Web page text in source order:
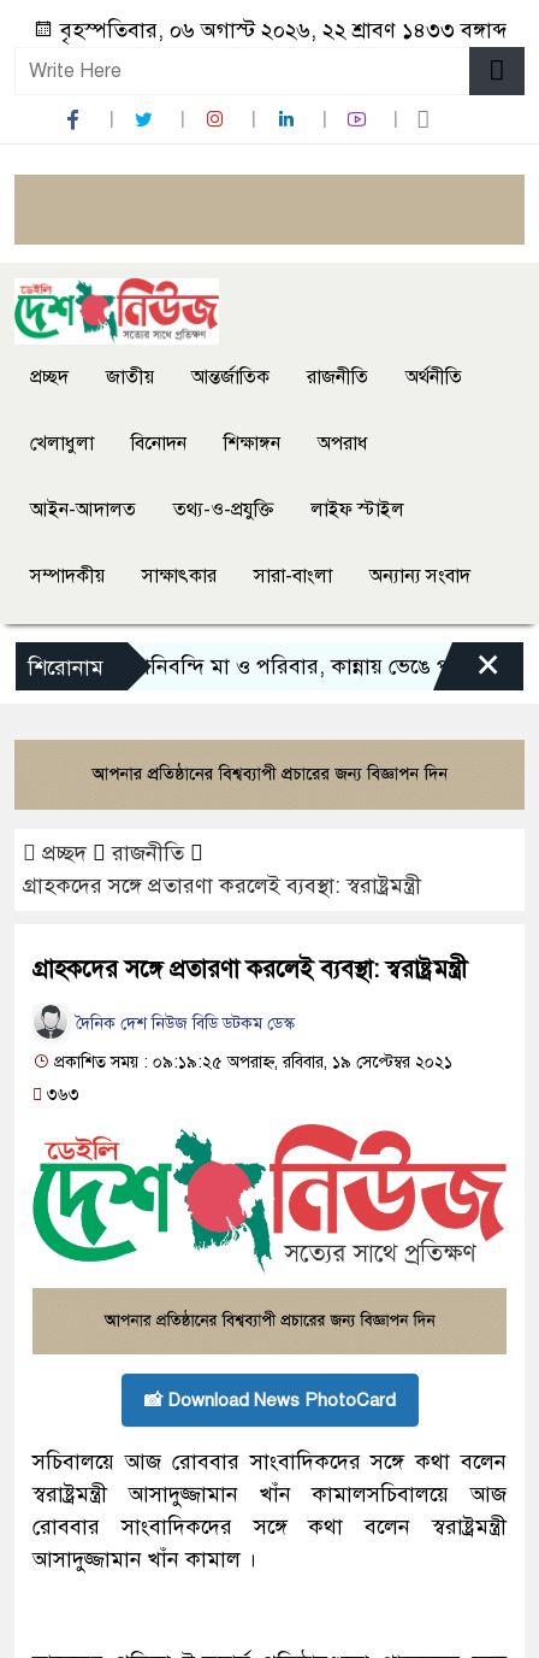
বৃহস্পতিবার, ০৬ অগাস্ট ২০২৬, ২২ শ্রাবণ ১৪৩৩ বঙ্গাব্দ
প্রচ্ছদ জাতীয় আন্তর্জাতিক রাজনীতি অর্থনীতি
খেলাধুলা বিনোদন শিক্ষাঙ্গন অপরাধ
আইন-আদালত তথ্য-ও-প্রযুক্তি লাইফ স্টাইল
সম্পাদকীয় সাক্ষাৎকার সারা-বাংলা অন্যান্য সংবাদ
শিরোনাম
বন্যায় পানিবন্দি মা ও পরিবার, কান্নায় ভেঙে পড়লেন অভিনেত্রী
×
প্রচ্ছদ
রাজনীতি
গ্রাহকদের সঙ্গে প্রতারণা করলেই ব্যবস্থা: স্বরাষ্ট্রমন্ত্রী
গ্রাহকদের সঙ্গে প্রতারণা করলেই ব্যবস্থা: স্বরাষ্ট্রমন্ত্রী
দৈনিক দেশ নিউজ বিডি ডটকম ডেস্ক
প্রকাশিত সময় : ০৯:১৯:২৫ অপরাহ্ন, রবিবার, ১৯ সেপ্টেম্বর ২০২১
৩৬৩
📸 Download News PhotoCard
সচিবালয়ে আজ রোববার সাংবাদিকদের সঙ্গে কথা বলেন
স্বরাষ্ট্রমন্ত্রী আসাদুজ্জামান খাঁন কামালসচিবালয়ে আজ
রোববার সাংবাদিকদের সঙ্গে কথা বলেন স্বরাষ্ট্রমন্ত্রী
আসাদুজ্জামান খাঁন কামাল ।